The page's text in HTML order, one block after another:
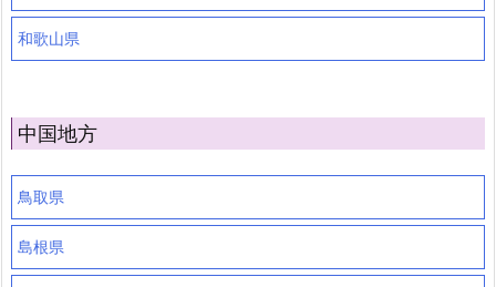
和歌山県
中国地方
鳥取県
島根県